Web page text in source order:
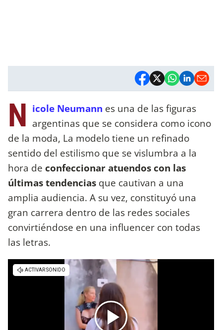
N icole Neumann es una de las figuras
argentinas que se considera como icono
de la moda, La modelo tiene un refinado
sentido del estilismo que se vislumbra a la
hora de confeccionar atuendos con las
últimas tendencias que cautivan a una
amplia audiencia. A su vez, constituyó una
gran carrera dentro de las redes sociales
convirtiéndose en una influencer con todas
las letras.